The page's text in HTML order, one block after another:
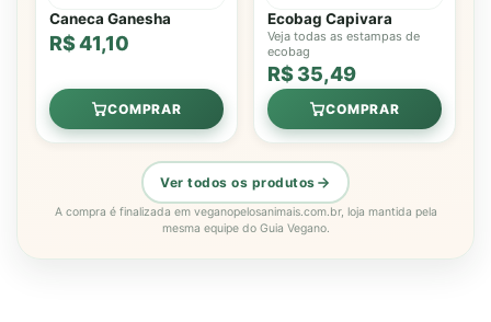
Caneca Ganesha
R$ 41,10
COMPRAR
Ecobag Capivara
Veja todas as estampas de
ecobag
R$ 35,49
COMPRAR
Ver todos os produtos
A compra é finalizada em veganopelosanimais.com.br, loja mantida pela
mesma equipe do Guia Vegano.